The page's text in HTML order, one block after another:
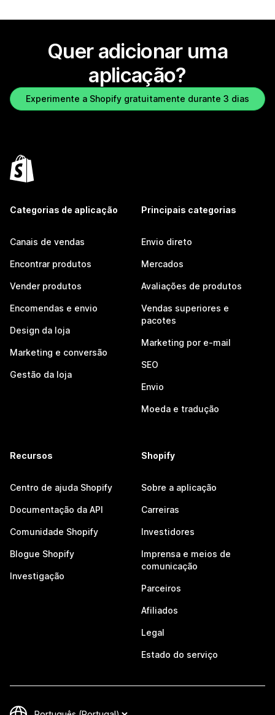
Quer adicionar uma
aplicação?
Experimente a Shopify gratuitamente durante 3 dias
Categorias de aplicação
Canais de vendas
Encontrar produtos
Vender produtos
Encomendas e envio
Design da loja
Marketing e conversão
Gestão da loja
Principais categorias
Envio direto
Mercados
Avaliações de produtos
Vendas superiores e
pacotes
Marketing por e-mail
SEO
Envio
Moeda e tradução
Recursos
Centro de ajuda Shopify
Documentação da API
Comunidade Shopify
Blogue Shopify
Investigação
Shopify
Sobre a aplicação
Carreiras
Investidores
Imprensa e meios de
comunicação
Parceiros
Afiliados
Legal
Estado do serviço